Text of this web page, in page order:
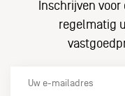
Inschrijven
regelmatig